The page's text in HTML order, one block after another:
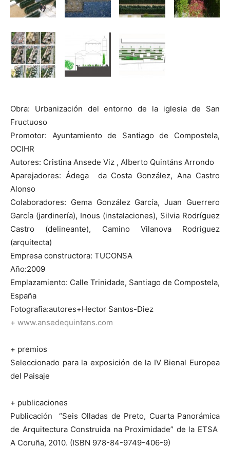
Obra: Urbanización del entorno de la iglesia de San
Fructuoso
Promotor: Ayuntamiento de Santiago de Compostela,
OCIHR
Autores: Cristina Ansede Viz , Alberto Quintáns Arrondo
Aparejadores: Ádega da Costa González, Ana Castro
Alonso
Colaboradores: Gema González García, Juan Guerrero
García (jardinería), Inous (instalaciones), Silvia Rodríguez
Castro (delineante), Camino Vilanova Rodriguez
(arquitecta)
Empresa constructora: TUCONSA
Año:2009
Emplazamiento: Calle Trinidade, Santiago de Compostela,
España
Fotografia:autores+Hector Santos-Diez
+ www.ansedequintans.com
+ premios
Seleccionado para la exposición de la IV Bienal Europea
del Paisaje
+ publicaciones
Publicación “Seis Olladas de Preto, Cuarta Panorámica
de Arquitectura Construida na Proximidade” de la ETSA
A Coruña, 2010. (ISBN 978-84-9749-406-9)